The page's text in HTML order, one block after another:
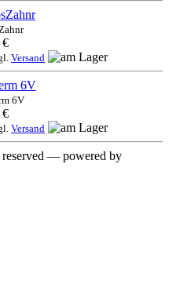
€
Versand
6V
€
Versand
— powered by